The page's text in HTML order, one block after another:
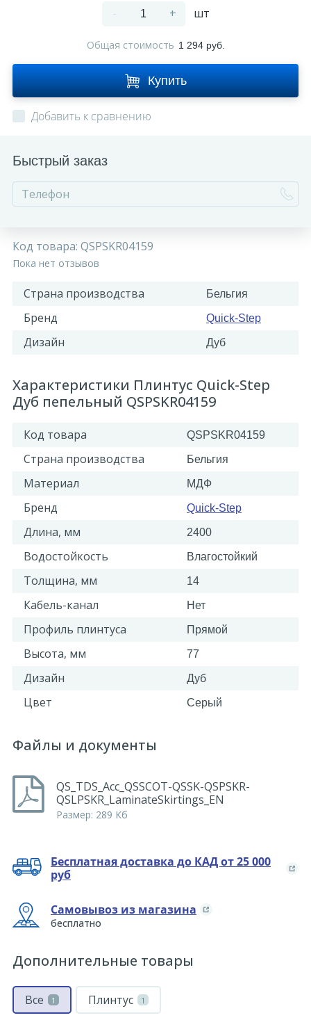
- + шт
Общая стоимость 1 294 руб.
Купить
Добавить к сравнению
Быстрый заказ
Код товара: QSPSKR04159
Пока нет отзывов
Страна производства Бельгия
Бренд Quick-Step
Дизайн Дуб
Характеристики Плинтус Quick-Step
Дуб пепельный QSPSKR04159
Код товара QSPSKR04159
Страна производства Бельгия
Материал МДФ
Бренд Quick-Step
Длина, мм 2400
Водостойкость Влагостойкий
Толщина, мм 14
Кабель-канал Нет
Профиль плинтуса Прямой
Высота, мм 77
Дизайн Дуб
Цвет Серый
Файлы и документы
QS_TDS_Acc_QSSCOT-QSSK-QSPSKR-
QSLPSKR_LaminateSkirtings_EN
Размер: 289 Кб
Бесплатная доставка до КАД от 25 000
руб
Самовывоз из магазина
бесплатно
Дополнительные товары
Все 1 Плинтус 1